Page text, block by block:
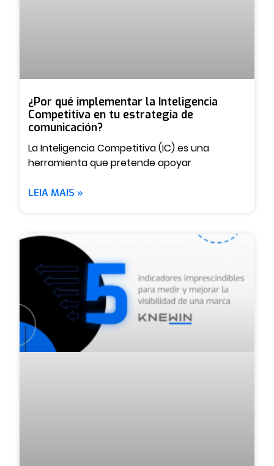
¿Por qué implementar la Inteligencia
Competitiva en tu estrategia de
comunicación?
La Inteligencia Competitiva (IC) es una
herramienta que pretende apoyar
LEIA MAIS »